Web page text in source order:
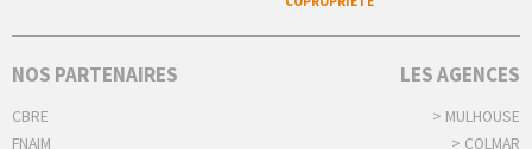
NOS PARTENAIRES
CBRE
FNAIM
LES AGENCES
> MULHOUSE
> COLMAR